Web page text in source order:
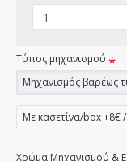
Τύπος μηχανισμού
Μηχανισμός βαρέως
Με κασετίνα/box +8€ /
Χρώμα Μηχανισμού &